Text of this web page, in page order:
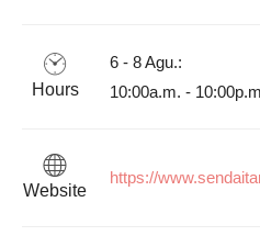
Hours
6 - 8 Agu.:
Website
https://